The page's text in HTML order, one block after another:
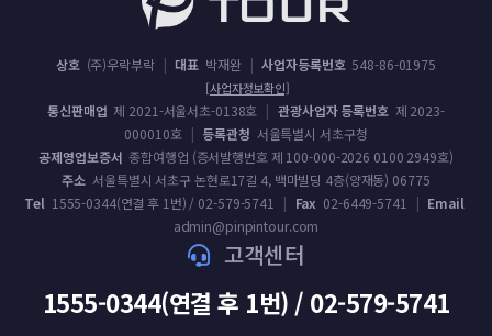
상호 (주)우락부락 | 대표 박재완 | 사업자등록번호 548-86-01975
[사업자정보확인]
통신판매업 제 2021-서울서초-0138호 | 관광사업자 등록번호 제 2023-
000010호 | 등록관청 서울특별시 서초구청
공제영업보증서 종합여행업 (증서발행번호 제 100-000-2026 0100 2949호)
주소 서울특별시 서초구 논현로17길 4, 백마빌딩 4층(양재동) 06775
Tel 1555-0344(연결 후 1번) / 02-579-5741 | Fax 02-6449-5741 | Email
admin@pinpintour.com
고객센터
1555-0344(연결 후 1번) / 02-579-5741